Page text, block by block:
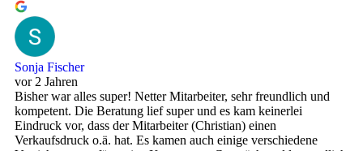
Sonja Fischer
vor 2 Jahren
Bisher war alles super! Netter Mitarbeiter, sehr freundlich und
kompetent. Die Beratung lief super und es kam keinerlei
Eindruck vor, dass der Mitarbeiter (Christian) einen
Verkaufsdruck o.ä. hat. Es kamen auch einige verschiedene